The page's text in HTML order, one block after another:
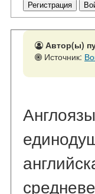
Регистрация
Автор(ы)
Источник: